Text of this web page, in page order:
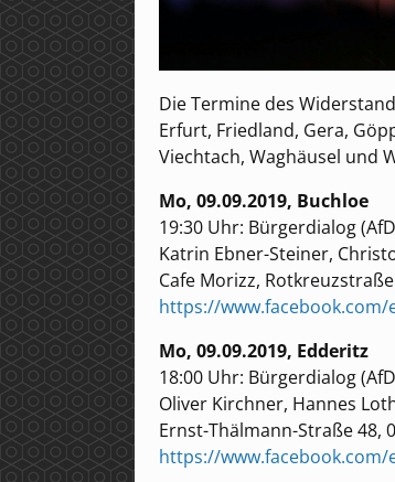
Die Termine des
Erfurt, Friedland, Gera,
Viechtach, Waghäusel und
Mo, 09.09.2019, Buchloe
19:30 Uhr: Bürgerdialog
Katrin Ebner-Steiner,
Cafe Morizz,
https://www.facebook.com/
Mo, 09.09.2019, Edderitz
18:00 Uhr: Bürgerdialog
Oliver Kirchner, Hannes
Ernst-Thälmann-Straße 48,
https://www.facebook.com/